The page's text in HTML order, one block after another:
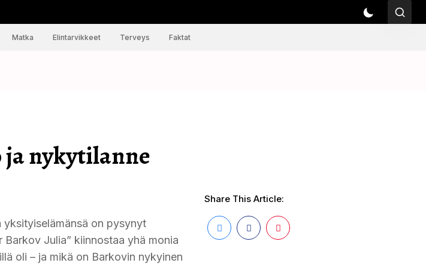
Matka Elintarvikkeet Terveys Faktat
ja nykytilanne
yksityiselämänsä on pysynyt
Julia” kiinnostaa yhä monia
oli – ja mikä on Barkovin nykyinen
Share This Article: